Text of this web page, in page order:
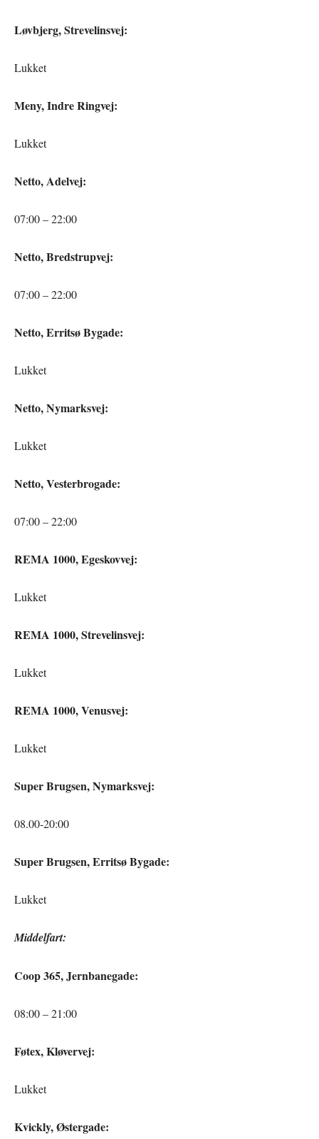
Løvbjerg, Strevelinsvej:
Lukket
Meny, Indre Ringvej:
Lukket
Netto, Adelvej:
07:00 – 22:00
Netto, Bredstrupvej:
07:00 – 22:00
Netto, Erritsø Bygade:
Lukket
Netto, Nymarksvej:
Lukket
Netto, Vesterbrogade:
07:00 – 22:00
REMA 1000, Egeskovvej:
Lukket
REMA 1000, Strevelinsvej:
Lukket
REMA 1000, Venusvej:
Lukket
Super Brugsen, Nymarksvej:
08.00-20:00
Super Brugsen, Erritsø Bygade:
Lukket
Middelfart:
Coop 365, Jernbanegade:
08:00 – 21:00
Føtex, Kløvervej:
Lukket
Kvickly, Østergade: